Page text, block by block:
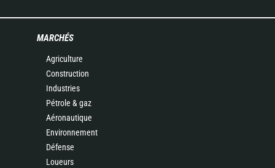
MARCHÉS
Agriculture
Construction
Industries
Pétrole & gaz
Aéronautique
Environnement
Défense
Loueurs